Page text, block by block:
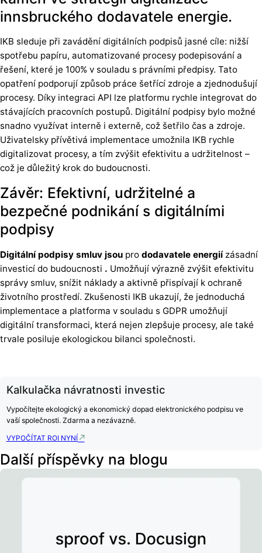
innsbruckého dodavatele energie.
IKB sleduje při zavádění digitálních podpisů jasné cíle: nižší
spotřebu papíru, automatizované procesy podepisování a
řešení, které je 100% v souladu s právními předpisy. Tato
opatření podporují způsob práce šetřící zdroje a zjednodušují
procesy. Díky integraci API lze platformu rychle integrovat do
stávajících pracovních postupů. Digitální podpisy bylo možné
snadno využívat interně i externě, což šetřilo čas a zdroje.
Uživatelsky přívětivá implementace umožnila IKB rychle
digitalizovat procesy, a tím zvýšit efektivitu a udržitelnost –
což je důležitý krok do budoucnosti.
Závěr: Efektivní, udržitelné a
bezpečné podnikání s digitálními
podpisy
Digitální podpisy smluv jsou pro dodavatele energiízásadní
investicí do budoucnosti . Umožňují výrazně zvýšit efektivitu
správy smluv, snížit náklady a aktivně přispívají k ochraně
životního prostředí. Zkušenosti IKB ukazují, že jednoduchá
implementace a platforma v souladu s GDPR umožňují
digitální transformaci, která nejen zlepšuje procesy, ale také
trvale posiluje ekologickou bilanci společnosti.
Kalkulačka návratnosti investic
Vypočítejte ekologický a ekonomický dopad elektronického podpisu ve
vaší společnosti. Zdarma a nezávazně.
VYPOČÍTAT ROI NYNÍ
Další příspěvky na blogu